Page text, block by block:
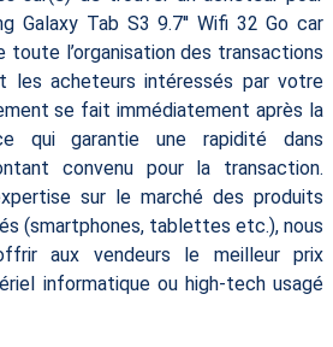
Galaxy Tab S3 9.7'' Wifi 32 Go car
toute l’organisation des transactions
les acheteurs intéressés par votre
se fait immédiatement après la
qui garantie une rapidité dans
convenu pour la transaction.
sur le marché des produits
(smartphones, tablettes etc.), nous
aux vendeurs le meilleur prix
informatique ou high-tech usagé